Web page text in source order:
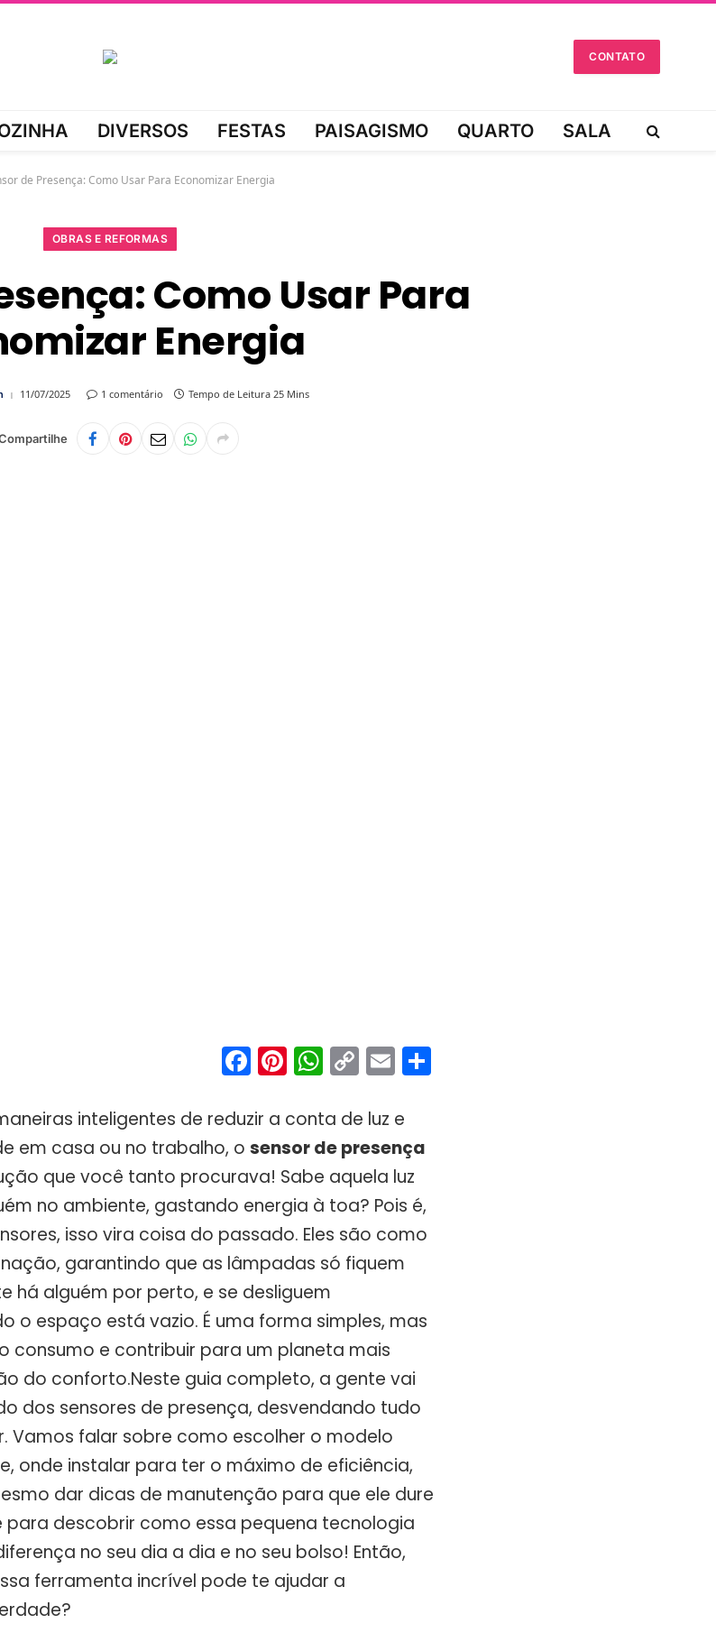
CONTATO
DIVERSOS FESTAS PAISAGISMO QUARTO SALA
de Presença: Como Usar Para Economizar Energia
OBRAS E REFORMAS
Como Usar Para
Energia
11/07/2025 1 comentário Tempo de Leitura 25 Mins
Facebook
Pinterest
WhatsApp
Copy
Link
Email
inteligentes de reduzir a conta de luz e
em casa ou no trabalho, o sensor de presença
que você tanto procurava! Sabe aquela luz
no ambiente, gastando energia à toa? Pois é,
isso vira coisa do passado. Eles são como
garantindo que as lâmpadas só fiquem
há alguém por perto, e se desliguem
o espaço está vazio. É uma forma simples, mas
consumo e contribuir para um planeta mais
do conforto.Neste guia completo, a gente vai
dos sensores de presença, desvendando tudo
Vamos falar sobre como escolher o modelo
onde instalar para ter o máximo de eficiência,
dar dicas de manutenção para que ele dure
descobrir como essa pequena tecnologia
no seu dia a dia e no seu bolso! Então,
ferramenta incrível pode te ajudar a